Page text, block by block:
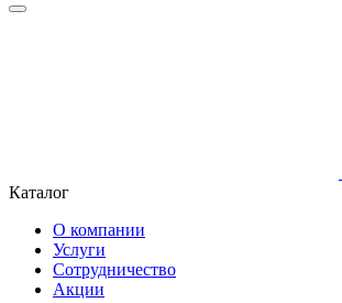
Каталог
О компании
Услуги
Сотрудничество
Акции